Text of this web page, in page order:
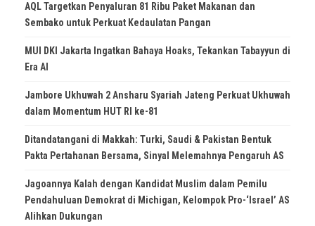
AQL Targetkan Penyaluran 81 Ribu Paket Makanan dan
Sembako untuk Perkuat Kedaulatan Pangan
MUI DKI Jakarta Ingatkan Bahaya Hoaks, Tekankan Tabayyun di
Era AI
Jambore Ukhuwah 2 Ansharu Syariah Jateng Perkuat Ukhuwah
dalam Momentum HUT RI ke-81
Ditandatangani di Makkah: Turki, Saudi & Pakistan Bentuk
Pakta Pertahanan Bersama, Sinyal Melemahnya Pengaruh AS
Jagoannya Kalah dengan Kandidat Muslim dalam Pemilu
Pendahuluan Demokrat di Michigan, Kelompok Pro-‘Israel’ AS
Alihkan Dukungan